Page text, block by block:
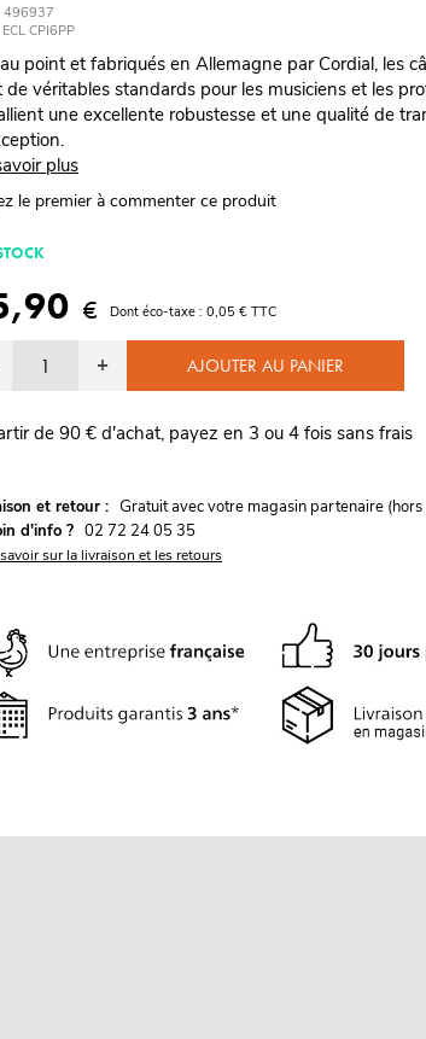
496937
ECL CPI6PP
point et fabriqués en Allemagne par Cordial, les
de véritables standards pour les musiciens et les
une excellente robustesse et une qualité de
plus
le premier à commenter ce produit
€ Dont éco-taxe : 0,05 € TTC
+ AJOUTER AU PANIER
de 90 € d'achat, payez en 3 ou 4 fois sans frais
et retour : Gratuit avec votre magasin partenaire (hors
d'info ? 02 72 24 05 35
sur la livraison et les retours